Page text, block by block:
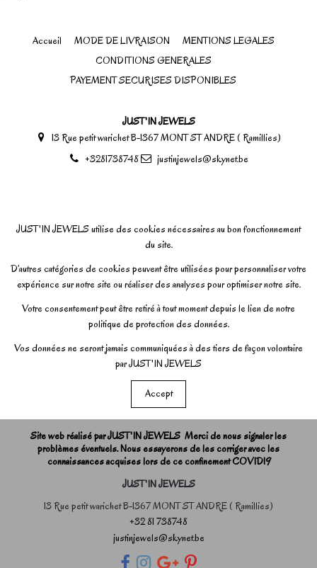
Accueil MODE DE LIVRAISON
MENTIONS LEGALES
CONDITIONS GENERALES
PAYEMENT SECURISES DISPONIBLES
JUST'IN JEWELS
13 Rue petit warichet B-1367 MONT ST ANDRE ( Ramillies)
+3281738748
justinjewels@skynet.be
JUST'IN JEWELS utilise des cookies nécessaires au bon fonctionnement
du site.
D’autres catégories de cookies peuvent être utilisées pour personnaliser votre
expérience sur notre site ou réaliser des analyses pour optimiser notre site.
Votre consentement peut être retiré à tout moment depuis le lien de notre
politique de protection des données.
Vos données ne seront jamais communiquées à des tiers de façon volontaire
par JUST'IN JEWELS
Accept
Site web réalisé par JUST'IN JEWELS Merci de nous signaler les
problèmes éventuels. Nous essayerons de les corriger avec les
connaissances acquises lors de ce confinement COVID19
JUST'IN JEWELS
13 Rue petit warichet B-1367 MONT ST ANDRE ( Ramillies)
+32 81 738748
justinjewels@skynet.be